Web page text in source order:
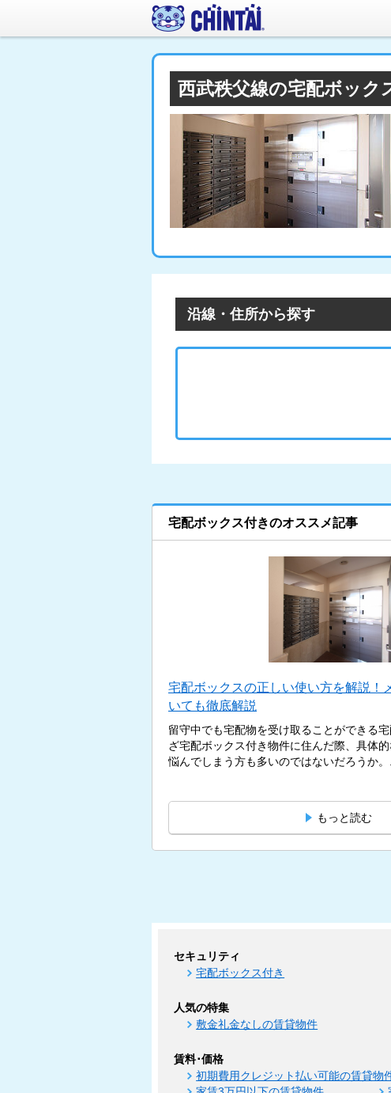
西武秩父線の宅配ボック
沿線・住所から探す
宅配ボックス付きのオススメ記事
宅配ボックスの正しい使い方を解説！
いても徹底解説
留守中でも宅配物を受け取ることができる
ざ宅配ボックス付き物件に住んだ際、具体
悩んでしまう方も多いのではないだろうか。
もっと読む
セキュリティ
宅配ボックス付き
人気の特集
敷金礼金なしの賃貸物件
賃料･価格
初期費用クレジット払い可能の賃貸物